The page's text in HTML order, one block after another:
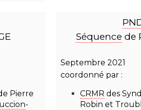
Pierre
-
Séquence de
Septembre 2021
coordonné par :
CRMR des
Robin et